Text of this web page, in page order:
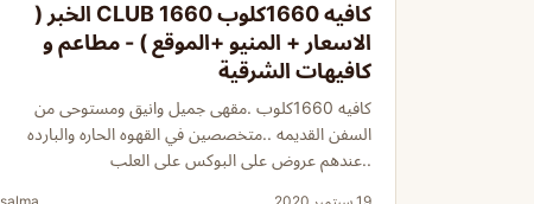
كافيه 1660كلوب 1660 CLUB الخبر (
الاسعار + المنيو +الموقع ) - مطاعم و
كافيهات الشرقية
كافيه 1660كلوب .مقهى جميل وانيق ومستوحى من
السفن القديمه ..متخصصين في القهوه الحاره والبارده
..عندهم عروض على البوكس على العلب